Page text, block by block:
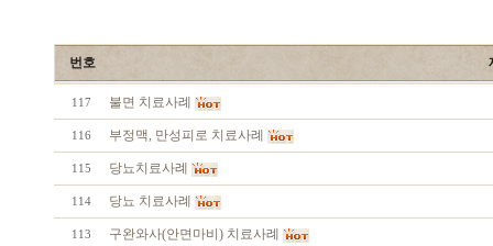
번호
117 불면 치료사례
116 부정맥, 만성피로 치료사례
115 당뇨치료사례
114 당뇨 치료사례
113 구완와사(안면마비) 치료사례